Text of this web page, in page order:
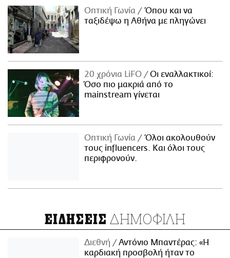
Οπτική Γωνία
Όπου και να
ταξιδέψω η Αθήνα με πληγώνει
20 χρόνια LiFO
Οι εναλλακτικοί:
Όσο πιο μακριά από το
mainstream γίνεται
Οπτική Γωνία
Όλοι ακολουθούν
τους influencers. Και όλοι τους
περιφρονούν.
ΕΙΔΗΣΕΙΣ ΔΗΜΟΦΙΛΗ
Διεθνή
Αντόνιο Μπαντέρας: «Η
καρδιακή προσβολή ήταν το